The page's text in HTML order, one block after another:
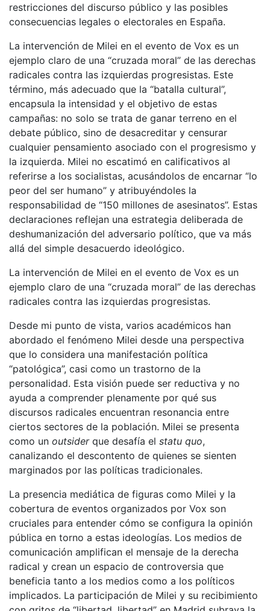
restricciones del discurso público y las posibles
consecuencias legales o electorales en España.
La intervención de Milei en el evento de Vox es un
ejemplo claro de una “cruzada moral” de las derechas
radicales contra las izquierdas progresistas. Este
término, más adecuado que la “batalla cultural”,
encapsula la intensidad y el objetivo de estas
campañas: no solo se trata de ganar terreno en el
debate público, sino de desacreditar y censurar
cualquier pensamiento asociado con el progresismo y
la izquierda. Milei no escatimó en calificativos al
referirse a los socialistas, acusándolos de encarnar “lo
peor del ser humano” y atribuyéndoles la
responsabilidad de “150 millones de asesinatos”. Estas
declaraciones reflejan una estrategia deliberada de
deshumanización del adversario político, que va más
allá del simple desacuerdo ideológico.
La intervención de Milei en el evento de Vox es un
ejemplo claro de una “cruzada moral” de las derechas
radicales contra las izquierdas progresistas.
Desde mi punto de vista, varios académicos han
abordado el fenómeno Milei desde una perspectiva
que lo considera una manifestación política
“patológica”, casi como un trastorno de la
personalidad. Esta visión puede ser reductiva y no
ayuda a comprender plenamente por qué sus
discursos radicales encuentran resonancia entre
ciertos sectores de la población. Milei se presenta
como un outsiderque desafía el statu quo,
canalizando el descontento de quienes se sienten
marginados por las políticas tradicionales.
La presencia mediática de figuras como Milei y la
cobertura de eventos organizados por Vox son
cruciales para entender cómo se configura la opinión
pública en torno a estas ideologías. Los medios de
comunicación amplifican el mensaje de la derecha
radical y crean un espacio de controversia que
beneficia tanto a los medios como a los políticos
implicados. La participación de Milei y su recibimiento